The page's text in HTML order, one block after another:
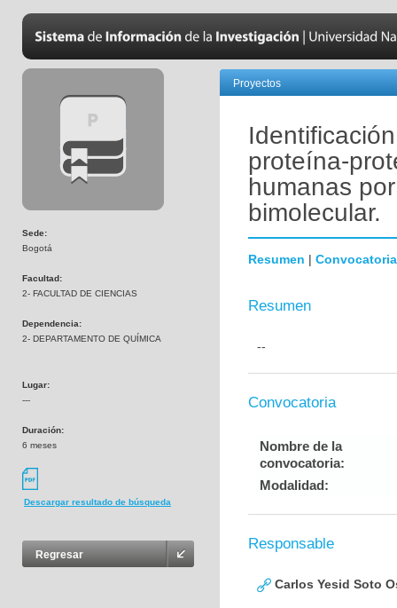
Sede:
Bogotá
Facultad:
2- FACULTAD DE CIENCIAS
Dependencia:
2- DEPARTAMENTO DE QUÍMICA
Lugar:
---
Duración:
6 meses
Descargar resultado de búsqueda
Regresar
Proyectos
proteína-
humanas
bimolecular.
Resumen | Convocatoria
Resumen
--
Convocatoria
Nombre de la
convocatoria:
Modalidad:
Responsable
Carlos Yesid Soto